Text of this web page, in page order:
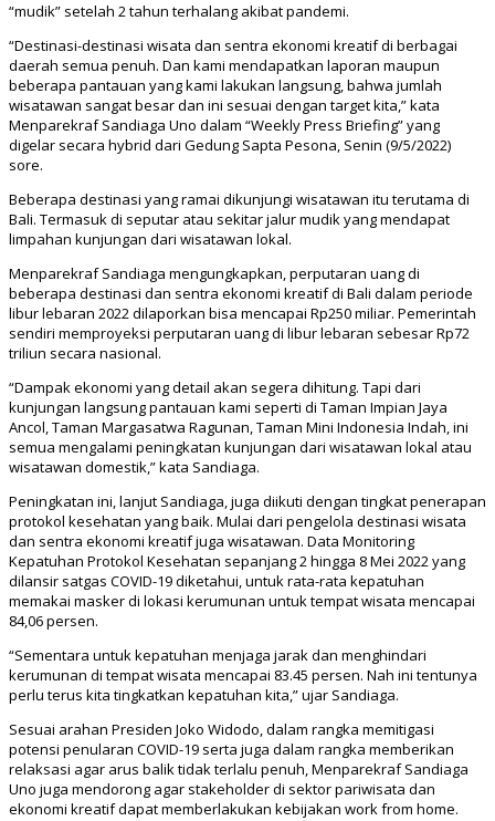
“mudik” setelah 2 tahun terhalang akibat pandemi.
“Destinasi-destinasi wisata dan sentra ekonomi kreatif di berbagai
daerah semua penuh. Dan kami mendapatkan laporan maupun
beberapa pantauan yang kami lakukan langsung, bahwa jumlah
wisatawan sangat besar dan ini sesuai dengan target kita,” kata
Menparekraf Sandiaga Uno dalam “Weekly Press Briefing” yang
digelar secara hybrid dari Gedung Sapta Pesona, Senin (9/5/2022)
sore.
Beberapa destinasi yang ramai dikunjungi wisatawan itu terutama di
Bali. Termasuk di seputar atau sekitar jalur mudik yang mendapat
limpahan kunjungan dari wisatawan lokal.
Menparekraf Sandiaga mengungkapkan, perputaran uang di
beberapa destinasi dan sentra ekonomi kreatif di Bali dalam periode
libur lebaran 2022 dilaporkan bisa mencapai Rp250 miliar. Pemerintah
sendiri memproyeksi perputaran uang di libur lebaran sebesar Rp72
triliun secara nasional.
“Dampak ekonomi yang detail akan segera dihitung. Tapi dari
kunjungan langsung pantauan kami seperti di Taman Impian Jaya
Ancol, Taman Margasatwa Ragunan, Taman Mini Indonesia Indah, ini
semua mengalami peningkatan kunjungan dari wisatawan lokal atau
wisatawan domestik,” kata Sandiaga.
Peningkatan ini, lanjut Sandiaga, juga diikuti dengan tingkat penerapan
protokol kesehatan yang baik. Mulai dari pengelola destinasi wisata
dan sentra ekonomi kreatif juga wisatawan. Data Monitoring
Kepatuhan Protokol Kesehatan sepanjang 2 hingga 8 Mei 2022 yang
dilansir satgas COVID-19 diketahui, untuk rata-rata kepatuhan
memakai masker di lokasi kerumunan untuk tempat wisata mencapai
84,06 persen.
“Sementara untuk kepatuhan menjaga jarak dan menghindari
kerumunan di tempat wisata mencapai 83.45 persen. Nah ini tentunya
perlu terus kita tingkatkan kepatuhan kita,” ujar Sandiaga.
Sesuai arahan Presiden Joko Widodo, dalam rangka memitigasi
potensi penularan COVID-19 serta juga dalam rangka memberikan
relaksasi agar arus balik tidak terlalu penuh, Menparekraf Sandiaga
Uno juga mendorong agar stakeholder di sektor pariwisata dan
ekonomi kreatif dapat memberlakukan kebijakan work from home.